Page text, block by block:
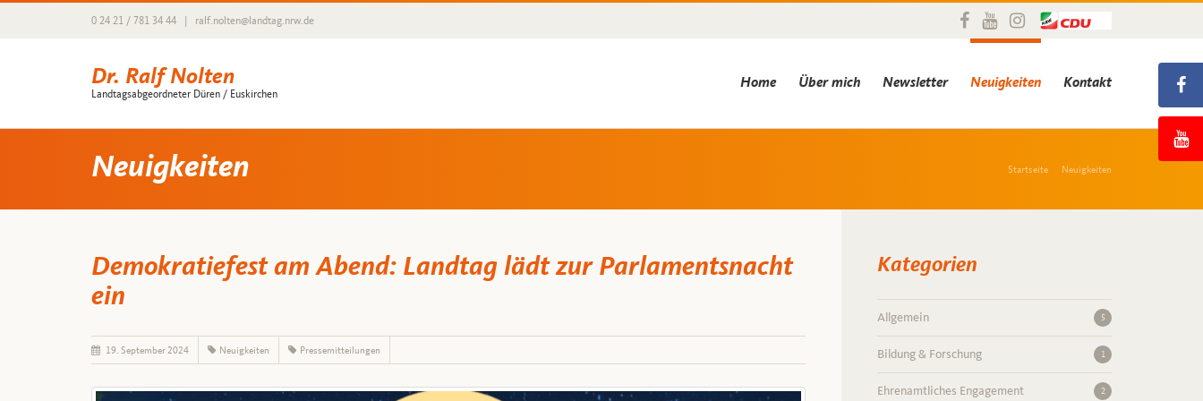
0 24 21 / 781 34 44 ralf.nolten@landtag.nrw.de
Dr. Ralf Nolten
Landtagsabgeordneter Düren / Euskirchen
Home Über mich Newsletter Neuigkeiten Kontakt
Neuigkeiten Startseite Neuigkeiten
Demokratiefest am Abend: Landtag lädt zur Parlamentsnacht
ein
19. September 2024 Neuigkeiten Pressemitteilungen
Kategorien
Allgemein 5
Bildung & Forschung 1
Ehrenamtliches Engagement 2